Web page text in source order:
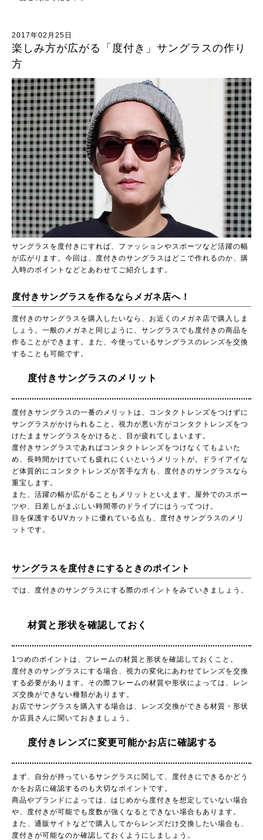
2017年02月25日
楽しみ方が広がる「度付き」サングラスの作り
方
サングラスを度付きにすれば、ファッションやスポーツなど活躍の幅
が広がります。今回は、度付きのサングラスはどこで作れるのか、購
入時のポイントなどとあわせてご紹介します。
度付きサングラスを作るならメガネ店へ！
度付きのサングラスを購入したいなら、お近くのメガネ店で購入しま
しょう。一般のメガネと同じように、サングラスでも度付きの商品を
作ることができます。また、今使っているサングラスのレンズを交換
することも可能です。
度付きサングラスのメリット
度付きサングラスの一番のメリットは、コンタクトレンズをつけずに
サングラスがかけられること。視力が悪い方がコンタクトレンズをつ
けたままサングラスをかけると、目が疲れてしまいます。
度付きサングラスであればコンタクトレンズをつけなくてもよいた
め、長時間かけていても疲れにくいというメリットが。ドライアイな
ど体質的にコンタクトレンズが苦手な方も、度付きのサングラスなら
重宝します。
また、活躍の幅が広がることもメリットといえます。屋外でのスポー
ツや、日差しがまぶしい時間帯のドライブにはうってつけ。
目を保護するUVカットに優れている点も、度付きサングラスのメリ
ットです。
サングラスを度付きにするときのポイント
では、度付きのサングラスにする際のポイントをみていきましょう。
材質と形状を確認しておく
1つめのポイントは、フレームの材質と形状を確認しておくこと。
度付きのサングラスにする場合、視力の変化にあわせてレンズを交換
する必要があります。その際フレームの材質や形状によっては、レン
ズ交換ができない種類があります。
お店でサングラスを購入する場合は、レンズ交換ができる材質・形状
か店員さんに聞いておきましょう。
度付きレンズに変更可能かお店に確認する
まず、自分が持っているサングラスに関して、度付きにできるかどう
かをお店に確認するのも大切なポイントです。
商品やブランドによっては、はじめから度付きを想定していない場合
や、度付きが可能でも度数が強くなるとできない場合もあります。
また、通販サイトなどで購入してからレンズだけ交換したい場合も、
度付きが可能なのか確認しておくようにしましょう。